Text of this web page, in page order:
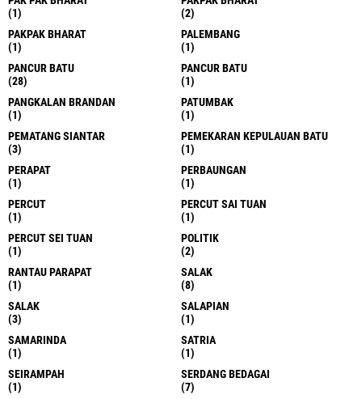
(1)
(2)
PAKPAK BHARAT
(1)
PALEMBANG
(1)
PANCUR BATU
(28)
PANCUR BATU
(1)
PANGKALAN BRANDAN
(1)
PATUMBAK
(1)
PEMATANG SIANTAR
(3)
PEMEKARAN KEPULAUAN BATU
(1)
PERAPAT
(1)
PERBAUNGAN
(1)
PERCUT
(1)
PERCUT SAI TUAN
(1)
PERCUT SEI TUAN
(1)
POLITIK
(2)
RANTAU PARAPAT
(1)
SALAK
(8)
SALAK
(3)
SALAPIAN
(1)
SAMARINDA
(1)
SATRIA
(1)
SEIRAMPAH
(1)
SERDANG BEDAGAI
(7)